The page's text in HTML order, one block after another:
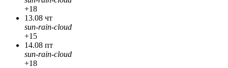
+18
13.08 чт
sun-rain-cloud
+15
14.08 пт
sun-rain-cloud
+18